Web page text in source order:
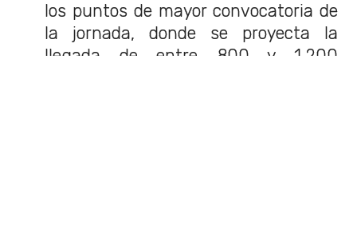
los puntos de mayor convocatoria de
la jornada, donde se proyecta la
llegada de entre 800 y 1.200